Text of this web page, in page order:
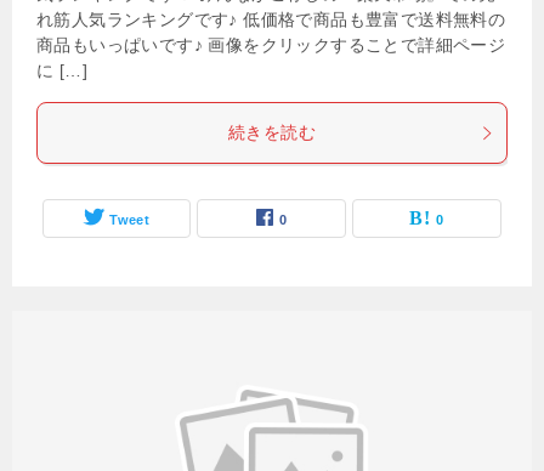
れ筋人気ランキングです♪ 低価格で商品も豊富で送料無料の
商品もいっぱいです♪ 画像をクリックすることで詳細ページ
に […]
続きを読む
Tweet 0 0